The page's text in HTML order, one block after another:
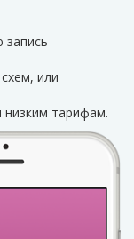
запись
или
низким тарифам.